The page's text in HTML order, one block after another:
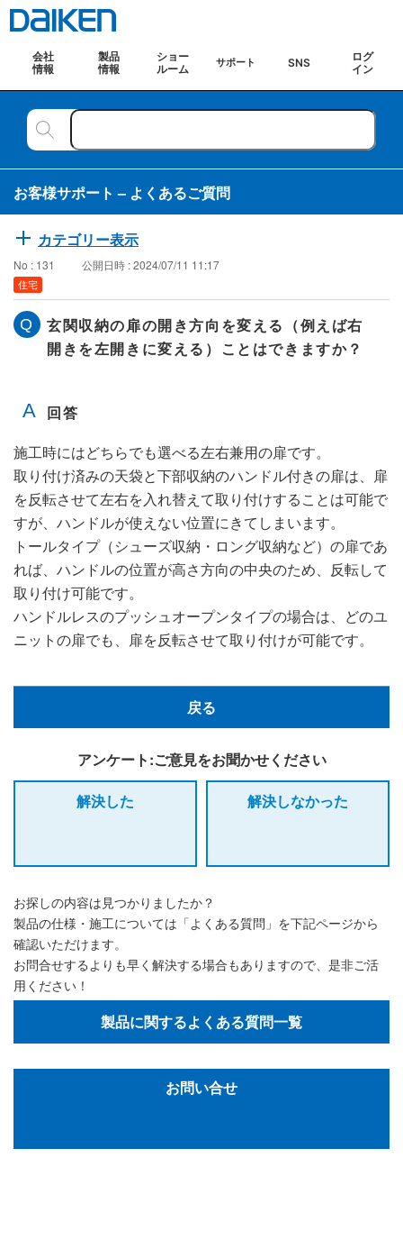
会社
情報
製品
情報
ショー
ルーム
サポート SNS
ログ
イン
お客様サポート – よくあるご質問
カテゴリー表示
No : 131 公開日時 : 2024/07/11 11:17
住宅
玄関収納の扉の開き方向を変える（例えば右
開きを左開きに変える）ことはできますか？
施工時にはどちらでも選べる左右兼用の扉です。
取り付け済みの天袋と下部収納のハンドル付きの扉は、扉
を反転させて左右を入れ替えて取り付けすることは可能で
すが、ハンドルが使えない位置にきてしまいます。
トールタイプ（シューズ収納・ロング収納など）の扉であ
れば、ハンドルの位置が高さ方向の中央のため、反転して
取り付け可能です。
ハンドルレスのプッシュオープンタイプの場合は、どのユ
ニットの扉でも、扉を反転させて取り付けが可能です。
戻る
アンケート:ご意見をお聞かせください
解決した
解決しなかった
お探しの内容は見つかりましたか？
製品の仕様・施工については「よくある質問」を下記ページから
確認いただけます。
お問合せするよりも早く解決する場合もありますので、是非ご活
用ください！
製品に関するよくある質問一覧
お問い合せ